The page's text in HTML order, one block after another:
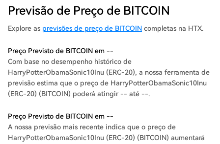
Previsão de Preço de BITCOIN
Explore as previsões de preço de BITCOIN completas na HTX.
Preço Previsto de BITCOIN em --
Com base no desempenho histórico de
HarryPotterObamaSonic10Inu (ERC-20), a nossa ferramenta de
previsão estima que o preço de HarryPotterObamaSonic10Inu
(ERC-20) (BITCOIN) poderá atingir -- até --.
Preço Previsto de BITCOIN em --
A nossa previsão mais recente indica que o preço de
HarryPotterObamaSonic10Inu (ERC-20) (BITCOIN) aumentará